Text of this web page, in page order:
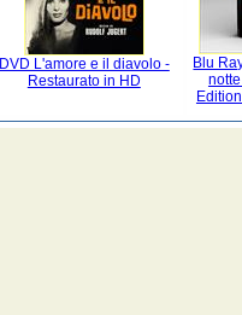
DVD L'amore e il diavolo -
Restaurato in HD
Blu